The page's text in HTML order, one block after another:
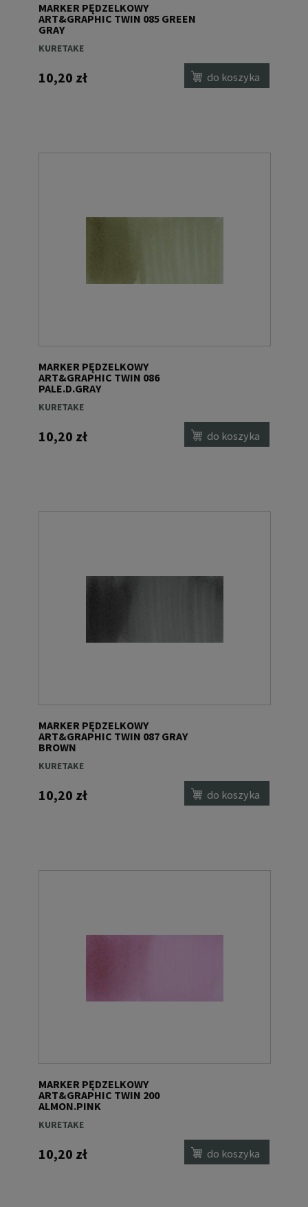
MARKER PĘDZELKOWY
ART&GRAPHIC TWIN 085 GREEN
GRAY
KURETAKE
10,20 zł do koszyka
MARKER PĘDZELKOWY
ART&GRAPHIC TWIN 086
PALE.D.GRAY
KURETAKE
10,20 zł do koszyka
MARKER PĘDZELKOWY
ART&GRAPHIC TWIN 087 GRAY
BROWN
KURETAKE
10,20 zł do koszyka
MARKER PĘDZELKOWY
ART&GRAPHIC TWIN 200
ALMON.PINK
KURETAKE
10,20 zł do koszyka